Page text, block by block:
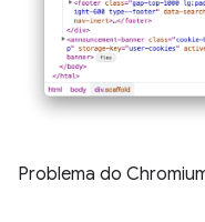
Problema do